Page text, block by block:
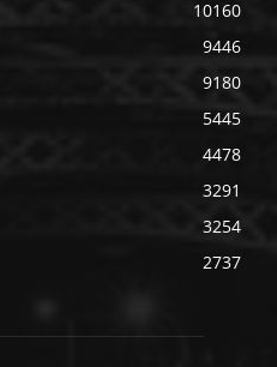
10160
9446
9180
5445
4478
3291
3254
2737